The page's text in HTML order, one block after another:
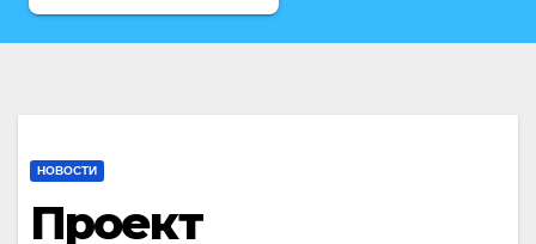
НОВОСТИ
Проект